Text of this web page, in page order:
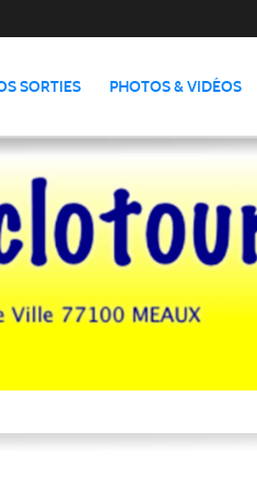
SORTIES PHOTOS & VIDÉOS